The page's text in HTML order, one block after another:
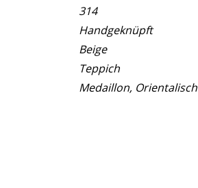
314
Handgeknüpft
Beige
Teppich
Medaillon, Orientalisch